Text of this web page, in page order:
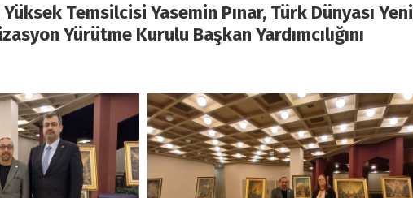
Yüksek Temsilcisi Yasemin Pınar, Türk Dünyası Yeni
Yürütme Kurulu Başkan Yardımcılığını